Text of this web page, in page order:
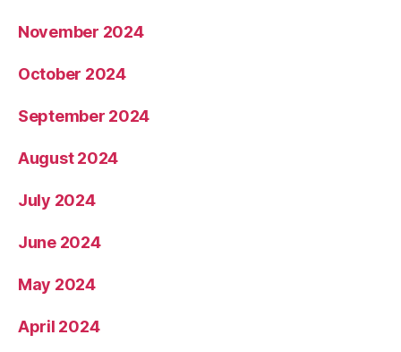
November 2024
October 2024
September 2024
August 2024
July 2024
June 2024
May 2024
April 2024